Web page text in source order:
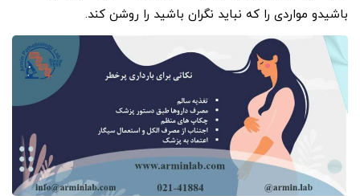
باشیدو مواردی را که نباید نگران باشید را روشن کند.